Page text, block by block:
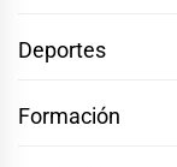
Deportes
Formación